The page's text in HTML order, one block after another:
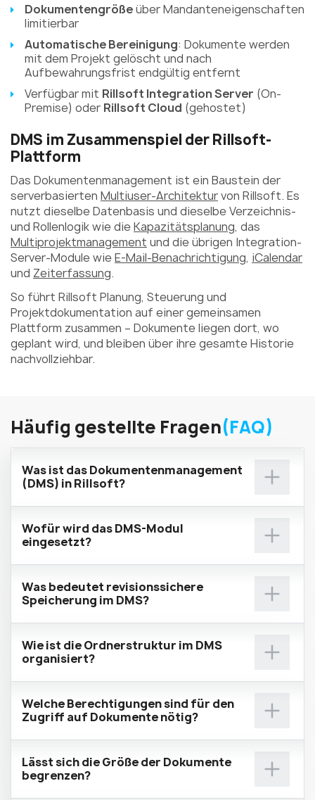
Dokumentengrößeüber Mandanteneigenschaften
limitierbar
Automatische Bereinigung: Dokumente werden
mit dem Projekt gelöscht und nach
Aufbewahrungsfrist endgültig entfernt
Verfügbar mit Rillsoft Integration Server (On-
Premise) oder Rillsoft Cloud (gehostet)
DMS im Zusammenspiel der Rillsoft-
Plattform
Das Dokumentenmanagement ist ein Baustein der
serverbasierten Multiuser-Architekturvon Rillsoft. Es
nutzt dieselbe Datenbasis und dieselbe Verzeichnis-
und Rollenlogik wie dieKapazitätsplanung, das
Multiprojektmanagement und die übrigen Integration-
Server-Module wieE-Mail-Benachrichtigung, iCalendar
und Zeiterfassung.
So führt Rillsoft Planung, Steuerung und
Projektdokumentation auf einer gemeinsamen
Plattform zusammen – Dokumente liegen dort, wo
geplant wird, und bleiben über ihre gesamte Historie
nachvollziehbar.
Häufig gestellte Fragen(FAQ)
Was ist das Dokumentenmanagement
(DMS) in Rillsoft?
Wofür wird das DMS-Modul
eingesetzt?
Was bedeutet revisionssichere
Speicherung im DMS?
Wie ist die Ordnerstruktur im DMS
organisiert?
Welche Berechtigungen sind für den
Zugriff auf Dokumente nötig?
Lässt sich die Größe der Dokumente
begrenzen?